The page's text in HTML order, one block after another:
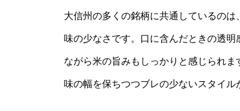
大信州の多くの銘柄に共通しているの
味の少なさです。口に含んだときの透
ながら米の旨みもしっかりと感じられま
味の幅を保ちつつブレの少ないスタイル